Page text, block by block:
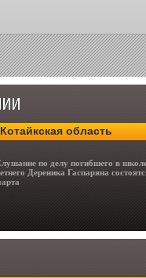
Котайкская область
по делу погибшего в
Дереника Гаспаряна